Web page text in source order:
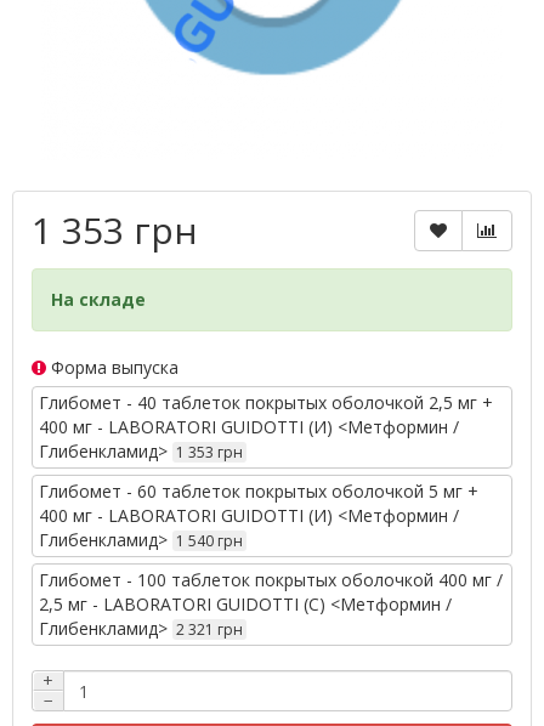
1 353 грн
На складе
Форма выпуска
Глибомет - 40 таблеток покрытых оболочкой 2,5 мг +
400 мг - LABORATORI GUIDOTTI (И) <Метформин /
Глибенкламид> 1 353 грн
Глибомет - 60 таблеток покрытых оболочкой 5 мг +
400 мг - LABORATORI GUIDOTTI (И) <Метформин /
Глибенкламид> 1 540 грн
Глибомет - 100 таблеток покрытых оболочкой 400 мг /
2,5 мг - LABORATORI GUIDOTTI (С) <Метформин /
Глибенкламид> 2 321 грн
+
−